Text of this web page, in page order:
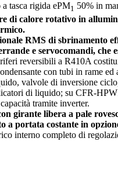
tasca rigida ePM1 50% in
di calore rotativo in
RMS di sbrinamento
e servocomandi, che
reversibili a R410A
con tubi in rame
valvole di inversione
di liquido; su CFR-
tramite inverter.
girante libera a pale
a portata costante in
interno completo di